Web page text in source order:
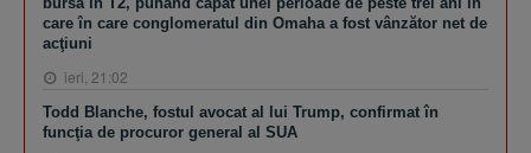
care în care conglomeratul din Omaha a fost vânzător net de
acţiuni
ieri, 21:02
Todd Blanche, fostul avocat al lui Trump, confirmat în
funcţia de procuror general al SUA